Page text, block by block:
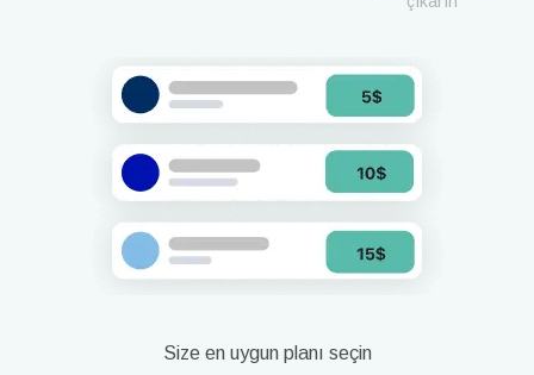
Size en uygun planı seçin